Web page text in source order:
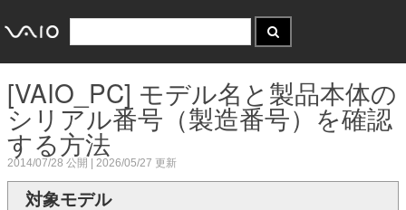
[VAIO_PC] モデル名と製品本体の
シリアル番号（製造番号）を確認
する方法
2014/07/28 公開 | 2026/05/27 更新
対象モデル